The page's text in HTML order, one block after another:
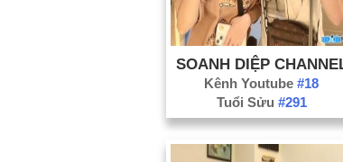
SOANH DIỆP CHANNEL
Kênh Youtube#18
Tuổi Sửu #291